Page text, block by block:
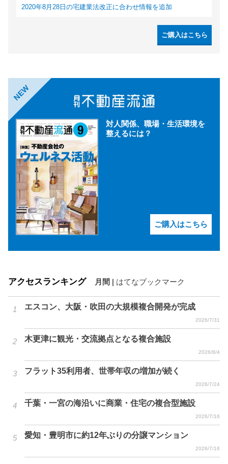
2020年8月28日の宅建業法改正に合わせ情報を追加
ご購入はこちら
NEW
対人関係、職場・生活環境を
整えるには？
ご購入はこちら
アクセスランキング 月間 はてなブックマーク
エスコン、大阪・吹田の大規模複合開発が完成
2026/7/31
木更津に観光・交流拠点となる複合施設
2026/8/4
フラット35利用者、世帯年収の増加が続く
2026/7/24
千葉・一宮の海沿いに商業・住宅の複合型施設
2026/7/16
愛知・豊明市に約12年ぶりの分譲マンション
2026/7/16